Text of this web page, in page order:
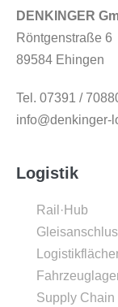
DENKINGER
Röntgenstraße 6
89584 Ehingen
Tel. 07391 /
info@denkinger-
Logistik
Rail·Hub
Supply Chain